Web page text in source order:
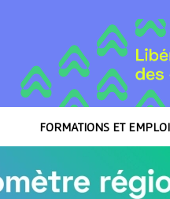
FORMATIONS ET